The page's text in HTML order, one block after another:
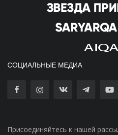
СОЦИАЛЬНЫЕ МЕДИА
Присоединяйтесь к нашей